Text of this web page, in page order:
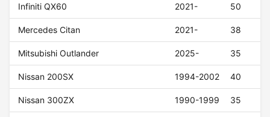
Infiniti QX60 2021- 50
Mercedes Citan 2021- 38
Mitsubishi Outlander 2025- 35
Nissan 200SX 1994-2002 40
Nissan 300ZX 1990-1999 35